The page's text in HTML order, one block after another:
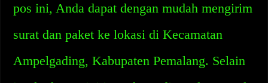
pos ini, Anda dapat dengan mudah mengirim
surat dan paket ke lokasi di Kecamatan
Ampelgading, Kabupaten Pemalang. Selain